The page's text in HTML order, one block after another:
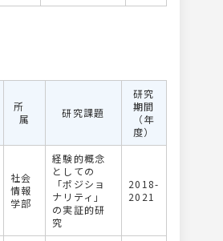
所
属
研究課題
研究
期間
（年
度）
社会
情報
学部
経験的概念
としての
「ポジショ
ナリティ」
の実証的研
究
2018-
2021